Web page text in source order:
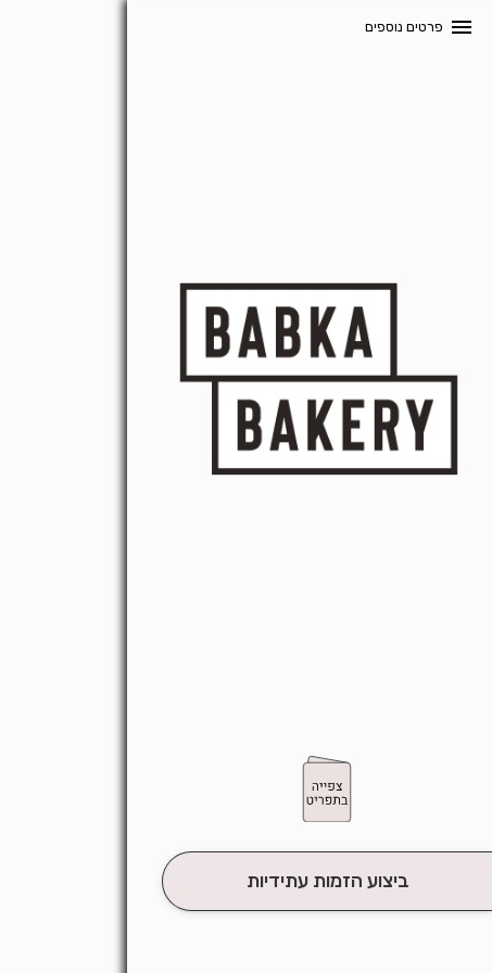
menu פרטים נוספים
ביצוע הזמות עתידיות